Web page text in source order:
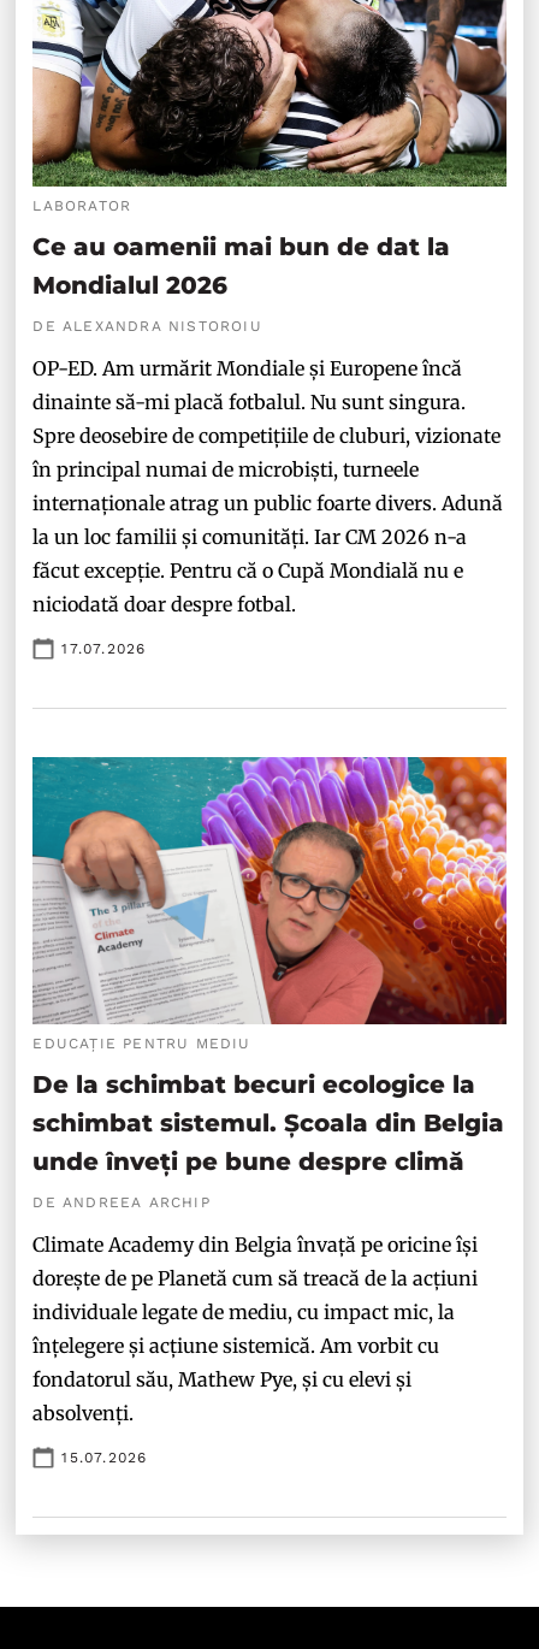
LABORATOR
Ce au oamenii mai bun de dat la
Mondialul 2026
DE ALEXANDRA NISTOROIU
OP-ED. Am urmărit Mondiale și Europene încă
dinainte să-mi placă fotbalul. Nu sunt singura.
Spre deosebire de competițiile de cluburi, vizionate
în principal numai de microbiști, turneele
internaționale atrag un public foarte divers. Adună
la un loc familii și comunități. Iar CM 2026 n-a
făcut excepție. Pentru că o Cupă Mondială nu e
niciodată doar despre fotbal.
17.07.2026
EDUCAȚIE PENTRU MEDIU
De la schimbat becuri ecologice la
schimbat sistemul. Școala din Belgia
unde înveți pe bune despre climă
DE ANDREEA ARCHIP
Climate Academy din Belgia învață pe oricine își
dorește de pe Planetă cum să treacă de la acțiuni
individuale legate de mediu, cu impact mic, la
înțelegere și acțiune sistemică. Am vorbit cu
fondatorul său, Mathew Pye, și cu elevi și
absolvenți.
15.07.2026